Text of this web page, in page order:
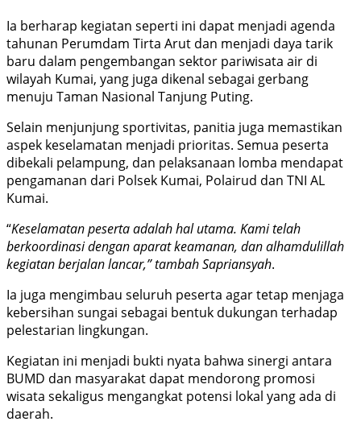
Ia berharap kegiatan seperti ini dapat menjadi agenda
tahunan Perumdam Tirta Arut dan menjadi daya tarik
baru dalam pengembangan sektor pariwisata air di
wilayah Kumai, yang juga dikenal sebagai gerbang
menuju Taman Nasional Tanjung Puting.
Selain menjunjung sportivitas, panitia juga memastikan
aspek keselamatan menjadi prioritas. Semua peserta
dibekali pelampung, dan pelaksanaan lomba mendapat
pengamanan dari Polsek Kumai, Polairud dan TNI AL
Kumai.
“Keselamatan peserta adalah hal utama. Kami telah
berkoordinasi dengan aparat keamanan, dan alhamdulillah
kegiatan berjalan lancar,” tambah Sapriansyah.
Ia juga mengimbau seluruh peserta agar tetap menjaga
kebersihan sungai sebagai bentuk dukungan terhadap
pelestarian lingkungan.
Kegiatan ini menjadi bukti nyata bahwa sinergi antara
BUMD dan masyarakat dapat mendorong promosi
wisata sekaligus mengangkat potensi lokal yang ada di
daerah.